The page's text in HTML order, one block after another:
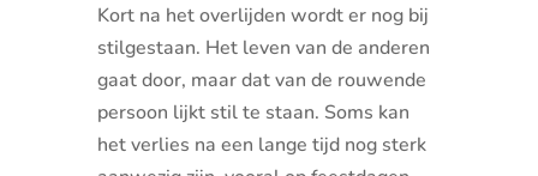
Kort na het overlijden wordt er nog bij
stilgestaan. Het leven van de anderen
gaat door, maar dat van de rouwende
persoon lijkt stil te staan. Soms kan
het verlies na een lange tijd nog sterk